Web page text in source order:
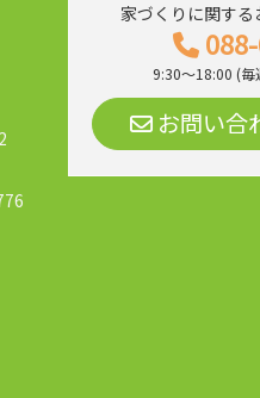
家づくりに関する
9:30～18:00 (毎
お問い合